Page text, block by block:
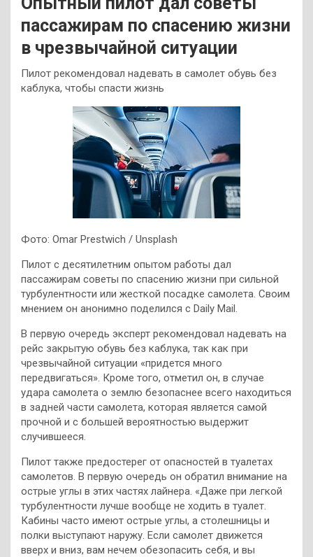
пассажирам по спасению жизни
в чрезвычайной ситуации
Пилот рекомендовал надевать в самолет обувь без
каблука, чтобы спасти жизнь
Фото: Omar Prestwich / Unsplash
Пилот с десятилетним опытом работы дал
пассажирам советы по спасению жизни при сильной
турбулентности или жесткой посадке самолета. Своим
мнением он анонимно поделился с Daily Mail.
В первую очередь эксперт рекомендовал надевать на
рейс закрытую обувь без каблука, так как при
чрезвычайной ситуации «придется много
передвигаться». Кроме того, отметил он, в случае
удара самолета о землю безопаснее всего находиться
в задней части самолета, которая является самой
прочной и с большей вероятностью выдержит
случившееся.
Пилот также предостерег от опасностей в туалетах
самолетов. В первую очередь он обратил внимание на
острые углы в этих частях лайнера. «Даже при легкой
турбулентности лучше вообще не ходить в туалет.
Кабины часто имеют острые углы, а столешницы и
полки выступают наружу. Если самолет движется
вверх и вниз, вам нечем обезопасить себя, и вы